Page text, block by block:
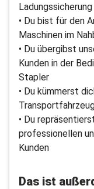
Ladungssicherung
• Du bist für den
Maschinen im
• Du übergibst
Kunden in der
Stapler
• Du kümmerst
• Du
professionellen
Kunden
Das ist